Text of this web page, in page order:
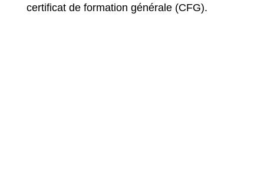
certificat de formation générale (CFG).